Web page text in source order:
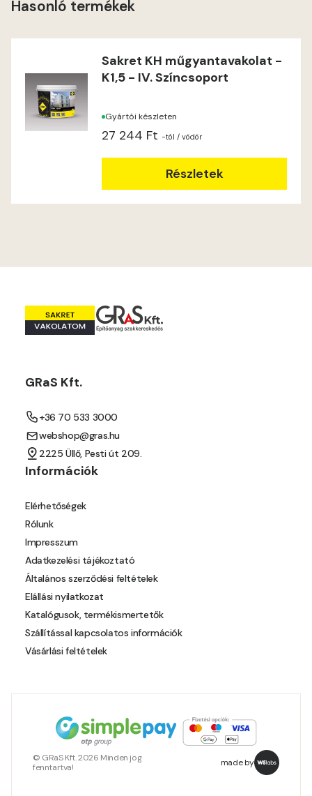
Mandarin E
Mouse-grey E
Ocher E
Orange E
Pear-yellow E
Hasonló termékek
Sakret KH műgyantavakolat -
K1,5 - IV. Színcsoport
Gyártói készleten
27 244 Ft -tól / vödör
Részletek
GRaS Kft.
+36 70 533 3000
webshop@gras.hu
2225 Üllő, Pesti út 209.
Információk
Elérhetőségek
Rólunk
Impresszum
Adatkezelési tájékoztató
Általános szerződési feltételek
Elállási nyilatkozat
Katalógusok, termékismertetők
Szállítással kapcsolatos információk
Vásárlási feltételek
© GRaS Kft. 2026 Minden jog
fenntartva!
made by